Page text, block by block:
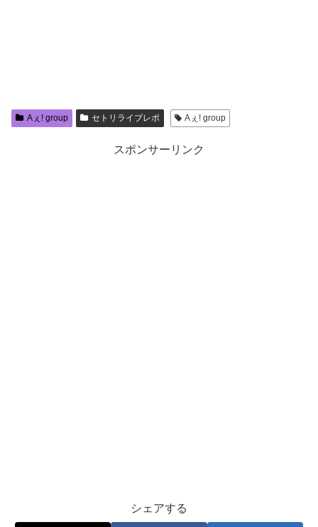
Aぇ! group セトリライブレポ Aぇ! group
スポンサーリンク
シェアする